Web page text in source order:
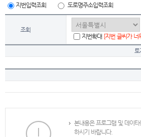
지번입력조회 도로명주소입력조회
조회
지번확대 [지번 글씨가 너
토
본내용은 프로그램 및 데이
하시기 바랍니다.